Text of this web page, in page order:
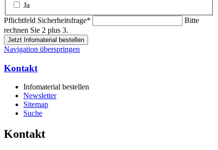
Ja
Pflichtfeld Sicherheitsfrage*
Bitte
rechnen Sie 2 plus 3.
Jetzt Infomaterial bestellen
Navigation überspringen
Kontakt
Infomaterial bestellen
Newsletter
Sitemap
Suche
Kontakt